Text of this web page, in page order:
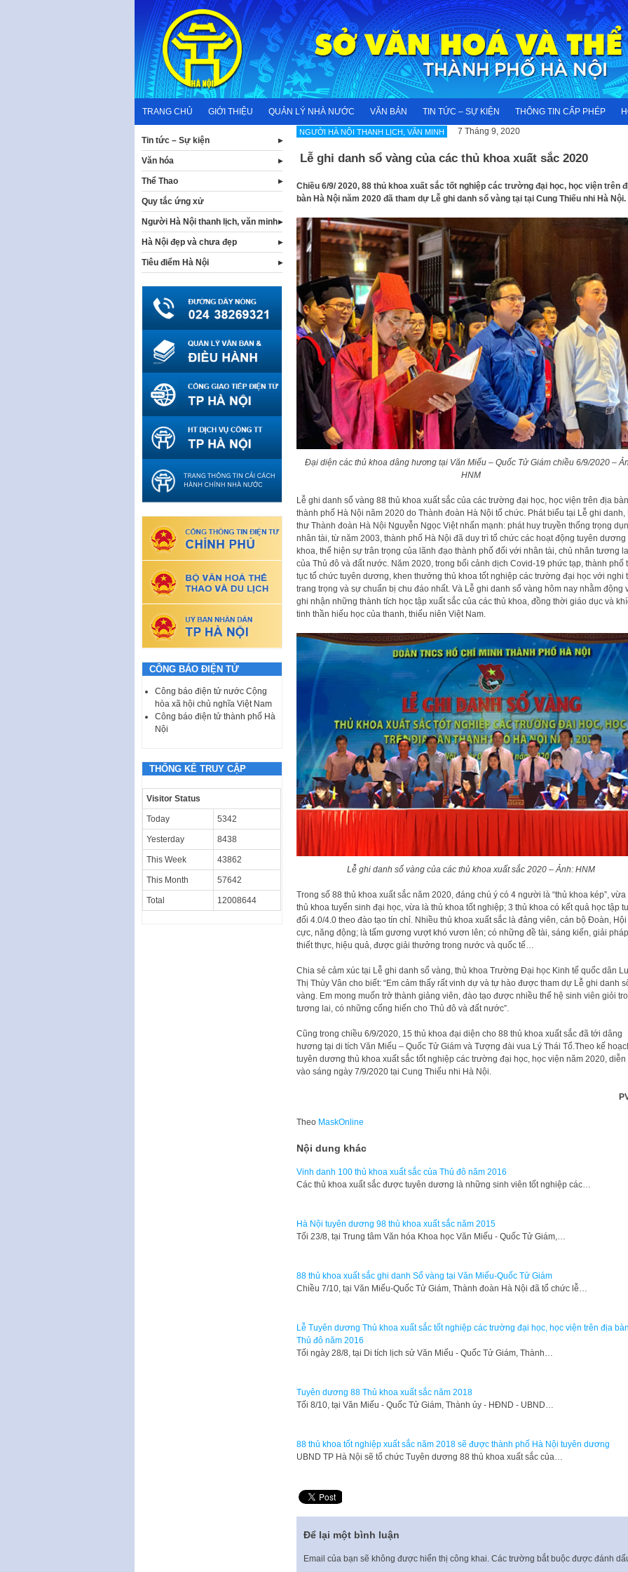
content
TRANG CHỦ GIỚI THIỆU QUẢN LÝ NHÀ NƯỚC VĂN BẢN TIN TỨC – SỰ KIỆN THÔNG TIN CẤP PHÉP
NGƯỜI HÀ NỘI THANH LỊCH, VĂN MINH 7 Tháng 9, 2020
Lễ ghi danh sổ vàng của các thủ khoa xuất sắc 2020
Chiều 6/9/ 2020, 88 thủ khoa xuất sắc tốt nghiệp các trường đại học, học viện trên
bàn Hà Nội năm 2020 đã tham dự Lễ ghi danh sổ vàng tại tại Cung Thiếu nhi Hà Nội.
Đại diện các thủ khoa dâng hương tại Văn Miếu – Quốc Tử Giám chiều 6/9/2020 –
HNM
Lễ ghi danh sổ vàng 88 thủ khoa xuất sắc của các trường đại học, học viện trên địa bàn
thành phố Hà Nội năm 2020 do Thành đoàn Hà Nội tổ chức. Phát biểu tại Lễ ghi danh,
thư Thành đoàn Hà Nội Nguyễn Ngọc Việt nhấn mạnh: phát huy truyền thống trọng
nhân tài, từ năm 2003, thành phố Hà Nội đã duy trì tổ chức các hoạt động tuyên dương
khoa, thể hiện sự trân trọng của lãnh đạo thành phố đối với nhân tài, chủ nhân tương
của Thủ đô và đất nước. Năm 2020, trong bối cảnh dịch Covid-19 phức tạp, thành phố
tục tổ chức tuyên dương, khen thưởng thủ khoa tốt nghiệp các trường đại học với nghi
trang trọng và sự chuẩn bị chu đáo nhất. Và Lễ ghi danh sổ vàng hôm nay nhằm động
ghi nhận những thành tích học tập xuất sắc của các thủ khoa, đồng thời giáo dục và
tinh thần hiếu học của thanh, thiếu niên Việt Nam.
Lễ ghi danh sổ vàng của các thủ khoa xuất sắc 2020 – Ảnh: HNM
Trong số 88 thủ khoa xuất sắc năm 2020, đáng chú ý có 4 người là “thủ khoa kép”, vừa
thủ khoa tuyển sinh đại học, vừa là thủ khoa tốt nghiệp; 3 thủ khoa có kết quả học tập
đối 4.0/4.0 theo đào tạo tín chỉ. Nhiều thủ khoa xuất sắc là đảng viên, cán bộ Đoàn, Hội
cực, năng động; là tấm gương vượt khó vươn lên; có những đề tài, sáng kiến, giải pháp
thiết thực, hiệu quả, được giải thưởng trong nước và quốc tế…
Chia sẻ cảm xúc tại Lễ ghi danh sổ vàng, thủ khoa Trường Đại học Kinh tế quốc dân
Thị Thùy Vân cho biết: “Em cảm thấy rất vinh dự và tự hào được tham dự Lễ ghi danh
vàng. Em mong muốn trở thành giảng viên, đào tạo được nhiều thế hệ sinh viên giỏi
tương lai, có những cống hiến cho Thủ đô và đất nước”.
Cũng trong chiều 6/9/2020, 15 thủ khoa đại diện cho 88 thủ khoa xuất sắc đã tới dâng
hương tại di tích Văn Miếu – Quốc Tử Giám và Tượng đài vua Lý Thái Tổ.Theo kế
tuyên dương thủ khoa xuất sắc tốt nghiệp các trường đại học, học viện năm 2020, diễn
vào sáng ngày 7/9/2020 tại Cung Thiếu nhi Hà Nội.
Theo MaskOnline
Nội dung khác
Vinh danh 100 thủ khoa xuất sắc của Thủ đô năm 2016
Các thủ khoa xuất sắc được tuyên dương là những sinh viên tốt nghiệp các…
Hà Nội tuyên dương 98 thủ khoa xuất sắc năm 2015
​Tối 23/8, tại Trung tâm Văn hóa Khoa học Văn Miếu - Quốc Tử Giám,…
88 thủ khoa xuất sắc ghi danh Sổ vàng tại Văn Miếu-Quốc Tử Giám
Chiều 7/10, tại Văn Miếu-Quốc Tử Giám, Thành đoàn Hà Nội đã tổ chức lễ…
Lễ Tuyên dương Thủ khoa xuất sắc tốt nghiệp các trường đại học, học viện trên địa bàn
Thủ đô năm 2016
Tối ngày 28/8, tại Di tích lịch sử Văn Miếu - Quốc Tử Giám, Thành…
Tuyên dương 88 Thủ khoa xuất sắc năm 2018
Tối 8/10, tại Văn Miếu - Quốc Tử Giám, Thành ủy - HĐND - UBND…
88 thủ khoa tốt nghiệp xuất sắc năm 2018 sẽ được thành phố Hà Nội tuyên dương
UBND TP Hà Nội sẽ tổ chức Tuyên dương 88 thủ khoa xuất sắc của…
Để lại một bình luận
Email của bạn sẽ không được hiển thị công khai. Các trường bắt buộc được đánh
Tin tức – Sự kiện
Văn hóa
Thể Thao
Quy tắc ứng xử
Người Hà Nội thanh lịch, văn minh
Hà Nội đẹp và chưa đẹp
Tiêu điểm Hà Nội
CÔNG BÁO ĐIỆN TỬ
Công báo điện tử nước Cộng
hòa xã hội chủ nghĩa Việt Nam
Công báo điện tử thành phố Hà
Nội
THỐNG KÊ TRUY CẬP
Visitor Status
Today 5342
Yesterday 8438
This Week 43862
This Month 57642
Total 12008644